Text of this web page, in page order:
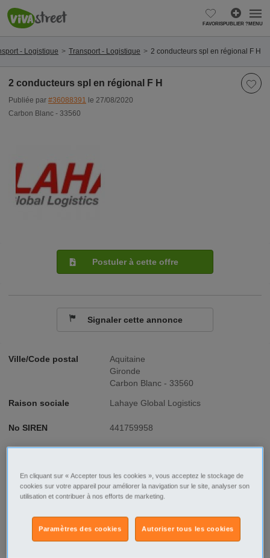
FAVORISPUBLIER ?MENU
- Logistique Transport - Logistique 2 conducteurs spl en régional F H
2 conducteurs spl en régional F H
Publiée par #36088391 le 27/08/2020
Carbon Blanc - 33560
Ville/Code postal
Aquitaine
Gironde
Carbon Blanc - 33560
Raison sociale Lahaye Global Logistics
No SIREN 441759958
Type de contrat CDI
Type d'emploi Temps plein
Postuler à cette offre
Signaler cette annonce
En cliquant sur « Accepter tous les cookies », vous acceptez le stockage de
cookies sur votre appareil pour améliorer la navigation sur le site, analyser son
utilisation et contribuer à nos efforts de marketing.
Autoriser tous les cookies
Paramètres des cookies